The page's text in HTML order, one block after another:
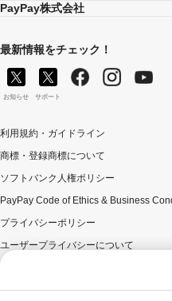
PayPay株式会社
最新情報をチェック！
お知らせ サポート
利用規約・ガイドライン
商標・登録商標について
ソフトバンク人権ポリシー
PayPay Code of Ethics & Business
プライバシーポリシー
ユーザープライバシーについて
ウェブサイト利用規約